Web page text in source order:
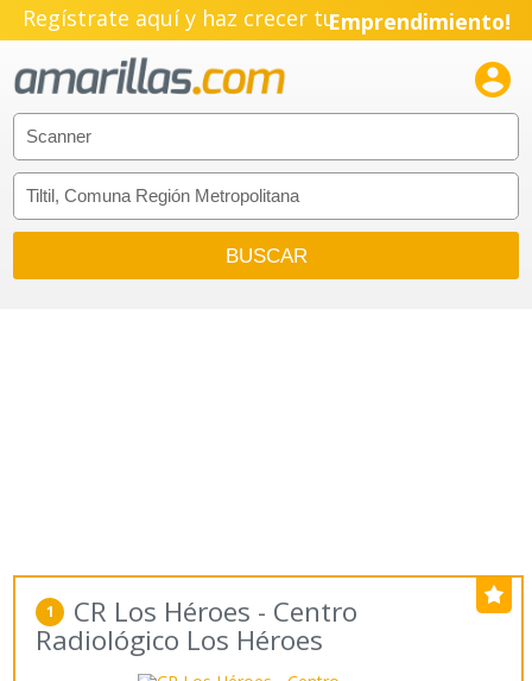
Regístrate aquí y haz crecer tuEmprendimiento!

1 CR Los Héroes - Centro
Radiológico Los Héroes